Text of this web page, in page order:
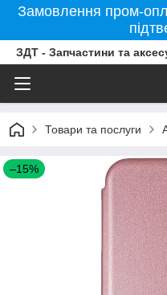
Замовлення пром-
ЗДТ - Запчастини та
Товари та послуги
–15%